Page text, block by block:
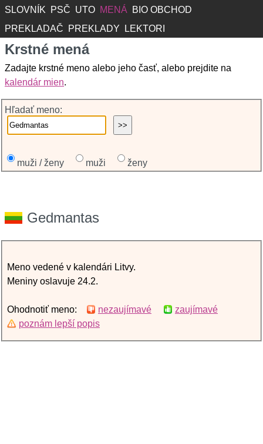
SLOVNÍK PSČ UTO MENÁ
BIO OBCHOD
PREKLADAČ
PREKLADY LEKTORI
Krstné mená
Zadajte krstné meno alebo jeho časť, alebo prejdite na
kalendár mien.
Hľadať meno:
muži / ženy muži ženy
Gedmantas
Meno vedené v kalendári Litvy.
Meniny oslavuje 24.2.
Ohodnotiť meno: nezaujímavé
zaujímavé
poznám lepší popis